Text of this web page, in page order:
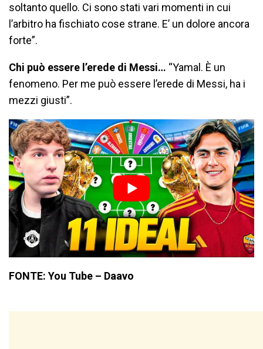
soltanto quello. Ci sono stati vari momenti in cui
l’arbitro ha fischiato cose strane. E’ un dolore ancora
forte”.
Chi può essere l’erede di Messi… “Yamal. È un
fenomeno. Per me può essere l’erede di Messi, ha i
mezzi giusti”.
FONTE: You Tube – Daavo